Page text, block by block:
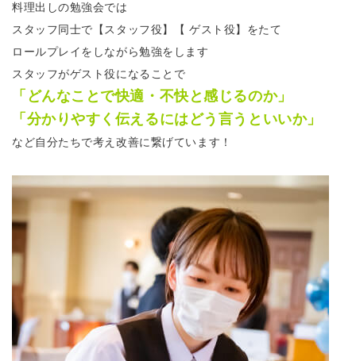
料理出しの勉強会では
スタッフ同士で【スタッフ役】【 ゲスト役】をたて
ロールプレイをしながら勉強をします
スタッフがゲスト役になることで
「どんなことで快適・不快と感じるのか」
「分かりやすく伝えるにはどう言うといいか」
など自分たちで考え改善に繋げています！